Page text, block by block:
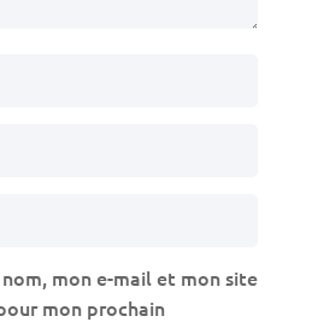
mon e-mail et mon site
mon prochain